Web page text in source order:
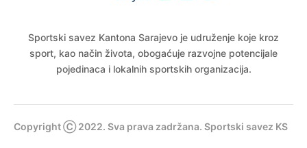
Sportski savez Kantona Sarajevo je udruženje koje kroz
sport, kao način života, obogaćuje razvojne potencijale
pojedinaca i lokalnih sportskih organizacija.
Copyright Ⓒ 2022. Sva prava zadržana. Sportski savez KS